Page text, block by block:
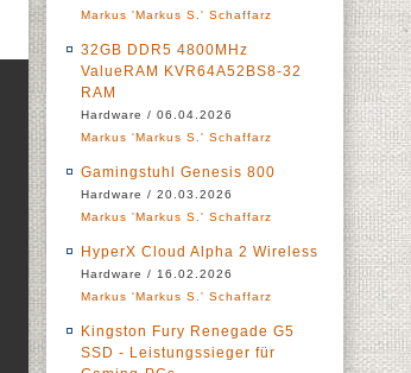
Markus 'Markus S.' Schaffarz
32GB DDR5 4800MHz
ValueRAM KVR64A52BS8-32
RAM
Hardware / 06.04.2026
Markus 'Markus S.' Schaffarz
Gamingstuhl Genesis 800
Hardware / 20.03.2026
Markus 'Markus S.' Schaffarz
HyperX Cloud Alpha 2 Wireless
Hardware / 16.02.2026
Markus 'Markus S.' Schaffarz
Kingston Fury Renegade G5
SSD - Leistungssieger für